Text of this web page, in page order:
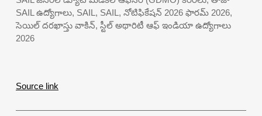
SAIL ఉద్యోగాలు, SAIL, SAIL, నోటిఫికేషన్ 2026 ఫారమ్ 2026,
సెయిల్ దరఖాస్తు వాకిన్, స్టీల్ అథారిటీ ఆఫ్ ఇండియా ఉద్యోగాలు
2026
Source link